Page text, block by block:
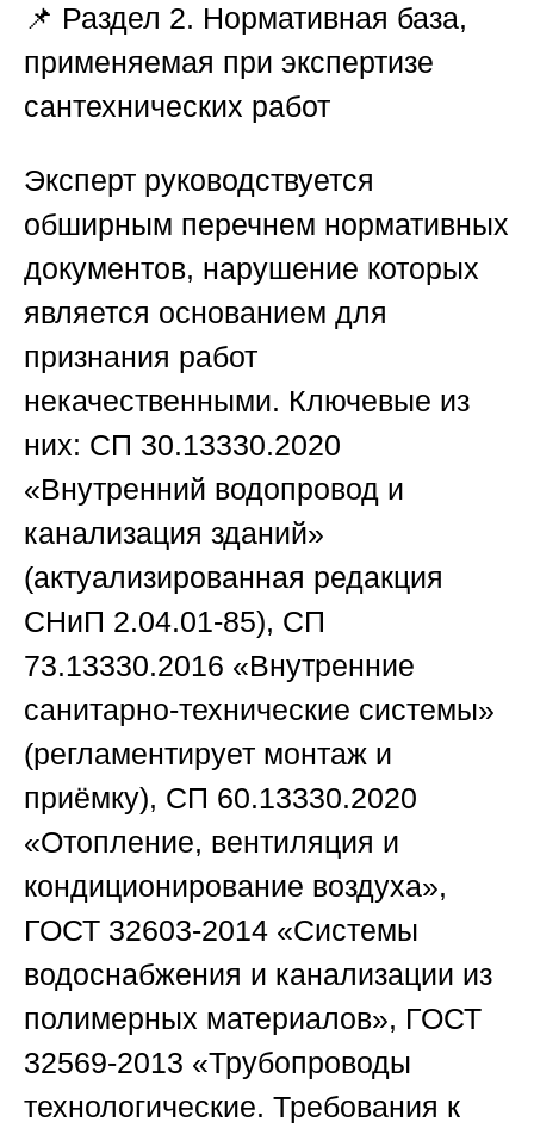
📌 Раздел 2. Нормативная база,
применяемая при экспертизе
сантехнических работ
Эксперт руководствуется
обширным перечнем нормативных
документов, нарушение которых
является основанием для
признания работ
некачественными. Ключевые из
них: СП 30.13330.2020
«Внутренний водопровод и
канализация зданий»
(актуализированная редакция
СНиП 2.04.01-85), СП
73.13330.2016 «Внутренние
санитарно-технические системы»
(регламентирует монтаж и
приёмку), СП 60.13330.2020
«Отопление, вентиляция и
кондиционирование воздуха»,
ГОСТ 32603-2014 «Системы
водоснабжения и канализации из
полимерных материалов», ГОСТ
32569-2013 «Трубопроводы
технологические. Требования к